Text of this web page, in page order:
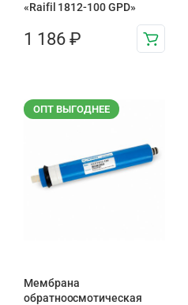
«Raifil 1812-100 GPD»
1 186 ₽
ОПТ ВЫГОДНЕЕ
Мембрана
обратноосмотическая